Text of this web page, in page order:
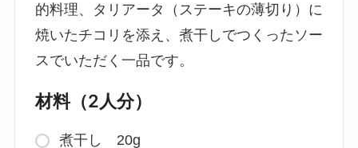
的料理、タリアータ（ステーキの薄切り）に
焼いたチコリを添え、煮干しでつくったソー
スでいただく一品です。
材料（2人分）
煮干し 20g